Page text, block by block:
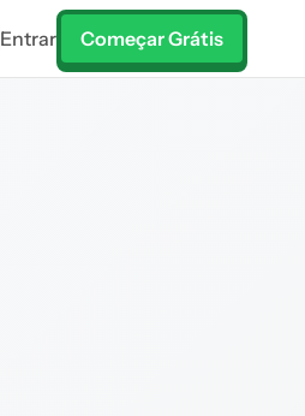
Entrar Começar Grátis